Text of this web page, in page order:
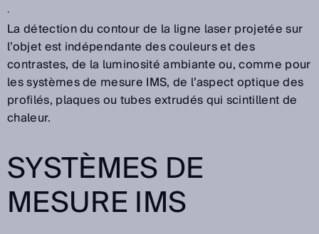
.
La détection du contour de la ligne laser projetée sur
l’objet est indépendante des couleurs et des
contrastes, de la luminosité ambiante ou, comme pour
les systèmes de mesure IMS, de l’aspect optique des
profilés, plaques ou tubes extrudés qui scintillent de
chaleur.
SYSTÈMES DE
MESURE IMS